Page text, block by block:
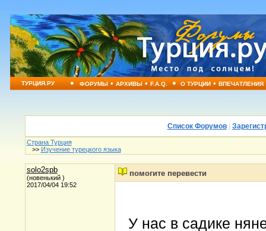
ТУРЦИЯ.РУ • ФОРУМЫ•АРХИВЫ•F.A.Q. • О ТУРЦИИ•ВПЕЧАТЛЕНИЯ
Список Форумов|
Страна Турция
>> Изучение турецкого языка
solo2spb
(новенький )
2017/04/04 19:52
помогите перевести
У нас в садике